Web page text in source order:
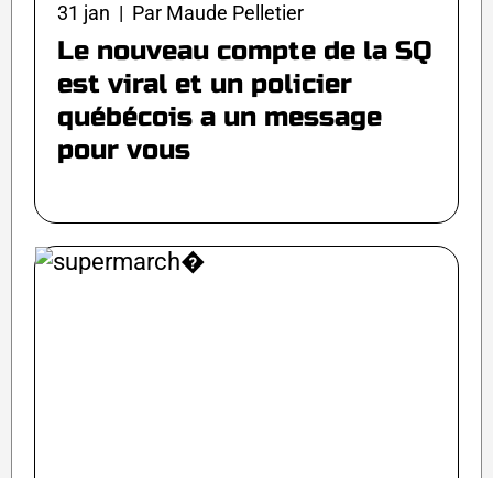
31 jan | Par Maude Pelletier
Le nouveau compte de la SQ
est viral et un policier
québécois a un message
pour vous